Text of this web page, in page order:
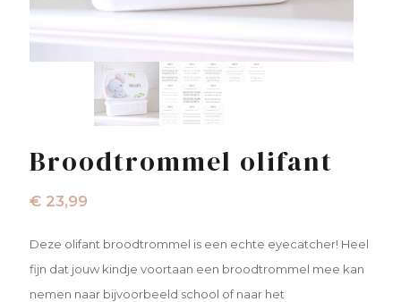
Broodtrommel olifant
€ 23,99
Deze olifant broodtrommel is een echte eyecatcher! Heel
fijn dat jouw kindje voortaan een broodtrommel mee kan
nemen naar bijvoorbeeld school of naar het